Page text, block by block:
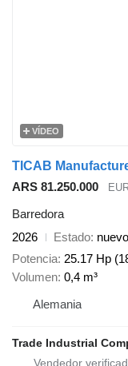
VÍDEO
TICAB
ARS 81.250.000
Barredora
2026
Estado nuevo
Potencia 25.17 Hp
Volumen 0,4 m³
Alemania
Trade Industrial